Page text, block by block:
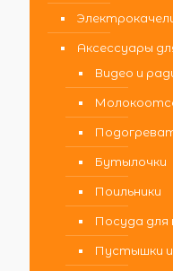
Аксессуары
Видео и
Бутылочки
Поильники
Посуда для
Пустышки и